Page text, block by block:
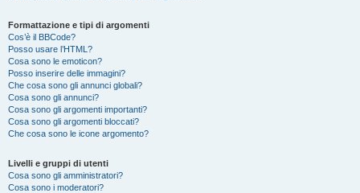
Formattazione e tipi di argomenti
Cos’è il BBCode?
Posso usare l’HTML?
Cosa sono le emoticon?
Posso inserire delle immagini?
Che cosa sono gli annunci globali?
Cosa sono gli annunci?
Cosa sono gli argomenti importanti?
Cosa sono gli argomenti bloccati?
Che cosa sono le icone argomento?
Livelli e gruppi di utenti
Cosa sono gli amministratori?
Cosa sono i moderatori?